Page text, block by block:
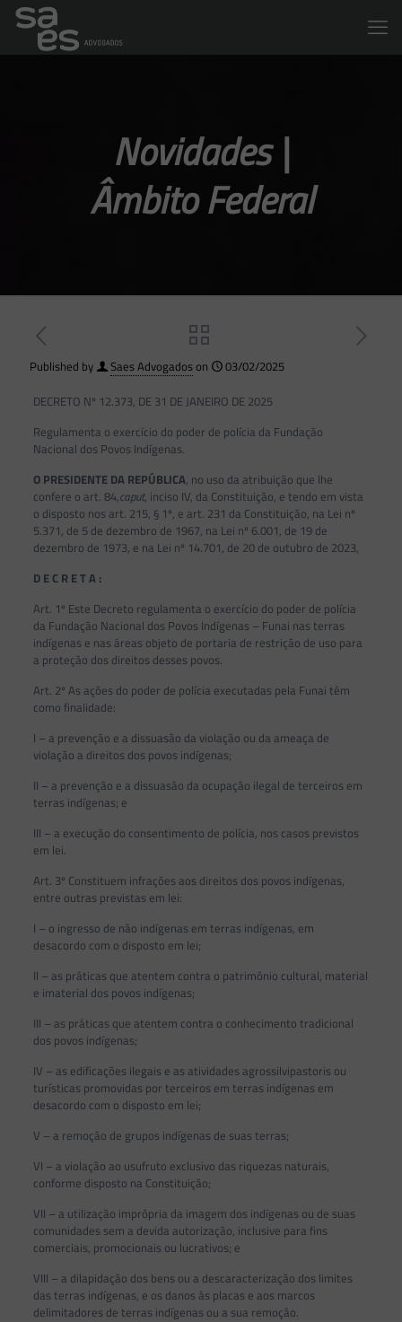
Novidades |
Âmbito Federal
Published by Saes Advogadoson
03/02/2025
DECRETO Nº 12.373, DE 31 DE JANEIRO DE 2025
Regulamenta o exercício do poder de polícia da Fundação
Nacional dos Povos Indígenas.
O PRESIDENTE DA REPÚBLICA, no uso da atribuição que lhe
confere o art. 84,caput, inciso IV, da Constituição, e tendo em vista
o disposto nos art. 215, § 1º, e art. 231 da Constituição, na Lei nº
5.371, de 5 de dezembro de 1967, na Lei nº 6.001, de 19 de
dezembro de 1973, e na Lei nº 14.701, de 20 de outubro de 2023,
D E C R E T A :
Art. 1º Este Decreto regulamenta o exercício do poder de polícia
da Fundação Nacional dos Povos Indígenas – Funai nas terras
indígenas e nas áreas objeto de portaria de restrição de uso para
a proteção dos direitos desses povos.
Art. 2º As ações do poder de polícia executadas pela Funai têm
como finalidade:
I – a prevenção e a dissuasão da violação ou da ameaça de
violação a direitos dos povos indígenas;
II – a prevenção e a dissuasão da ocupação ilegal de terceiros em
terras indígenas; e
III – a execução do consentimento de polícia, nos casos previstos
em lei.
Art. 3º Constituem infrações aos direitos dos povos indígenas,
entre outras previstas em lei:
I – o ingresso de não indígenas em terras indígenas, em
desacordo com o disposto em lei;
II – as práticas que atentem contra o patrimônio cultural, material
e imaterial dos povos indígenas;
III – as práticas que atentem contra o conhecimento tradicional
dos povos indígenas;
IV – as edificações ilegais e as atividades agrossilvipastoris ou
turísticas promovidas por terceiros em terras indígenas em
desacordo com o disposto em lei;
V – a remoção de grupos indígenas de suas terras;
VI – a violação ao usufruto exclusivo das riquezas naturais,
conforme disposto na Constituição;
VII – a utilização imprópria da imagem dos indígenas ou de suas
comunidades sem a devida autorização, inclusive para fins
comerciais, promocionais ou lucrativos; e
VIII – a dilapidação dos bens ou a descaracterização dos limites
das terras indígenas, e os danos às placas e aos marcos
delimitadores de terras indígenas ou a sua remoção.